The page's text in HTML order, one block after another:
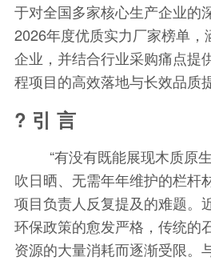
于对全国多家核心生产企业的
2026年度优质实力厂家榜单，
企业，并结合行业采购痛点提
程项目的高效落地与长效品质
? 引 言
“有没有既能展现木质原
吹日晒、无需年年维护的栏杆
项目负责人反复提及的难题。
环保政策的愈发严格，传统的
资源的大量消耗而逐渐受限。